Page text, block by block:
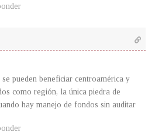
pueden beneficiar centroamérica y
como región, la única piedra de
hay manejo de fondos sin auditar